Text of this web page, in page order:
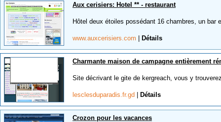
Aux cerisiers: Hotel ** - restaurant
Hôtel deux étoiles possédant 16 chambres, un bar
www.auxcerisiers.com Détails
Charmante maison de campagne entièrement
Site décrivant le gite de kergreach, vous y
lesclesduparadis.fr.gd Détails
Crozon pour les vacances